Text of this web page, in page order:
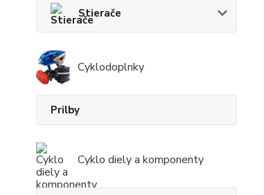
Stierače
Cyklodoplnky
Prilby
Cyklo diely a komponenty